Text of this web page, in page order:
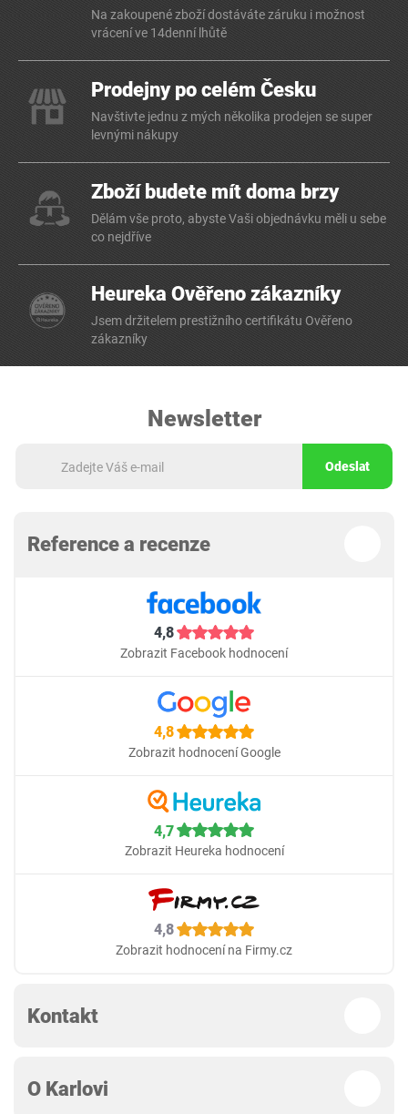
Na zakoupené zboží dostáváte záruku i možnost
vrácení ve 14denní lhůtě
Prodejny po celém Česku
Navštivte jednu z mých několika prodejen se super
levnými nákupy
Zboží budete mít doma brzy
Dělám vše proto, abyste Vaši objednávku měli u sebe
co nejdříve
Heureka Ověřeno zákazníky
Jsem držitelem prestižního certifikátu Ověřeno
zákazníky
Newsletter
Odeslat
Reference a recenze
4,8
Zobrazit Facebook hodnocení
4,8
Zobrazit hodnocení Google
4,7
Zobrazit Heureka hodnocení
4,8
Zobrazit hodnocení na Firmy.cz
Kontakt
O Karlovi